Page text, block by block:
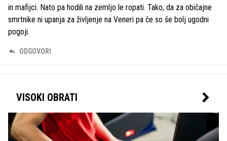
in mafijci. Nato pa hodili na zemljo le ropati. Tako, da za običajne
smrtnike ni upanja za življenje na Veneri pa če so še bolj ugodni
pogoji.
ODGOVORI
VISOKI OBRATI